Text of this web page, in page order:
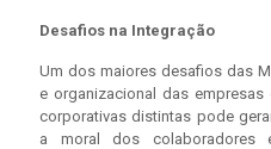
Desafios na Integração
Um dos maiores desafios das
e organizacional das
corporativas distintas pode
a moral dos colaboradores